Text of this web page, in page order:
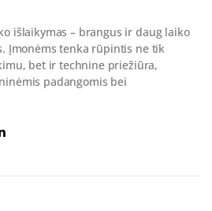
išlaikymas – brangus ir daug laiko
Įmonėms tenka rūpintis ne tik
bet ir technine priežiūra,
padangomis bei